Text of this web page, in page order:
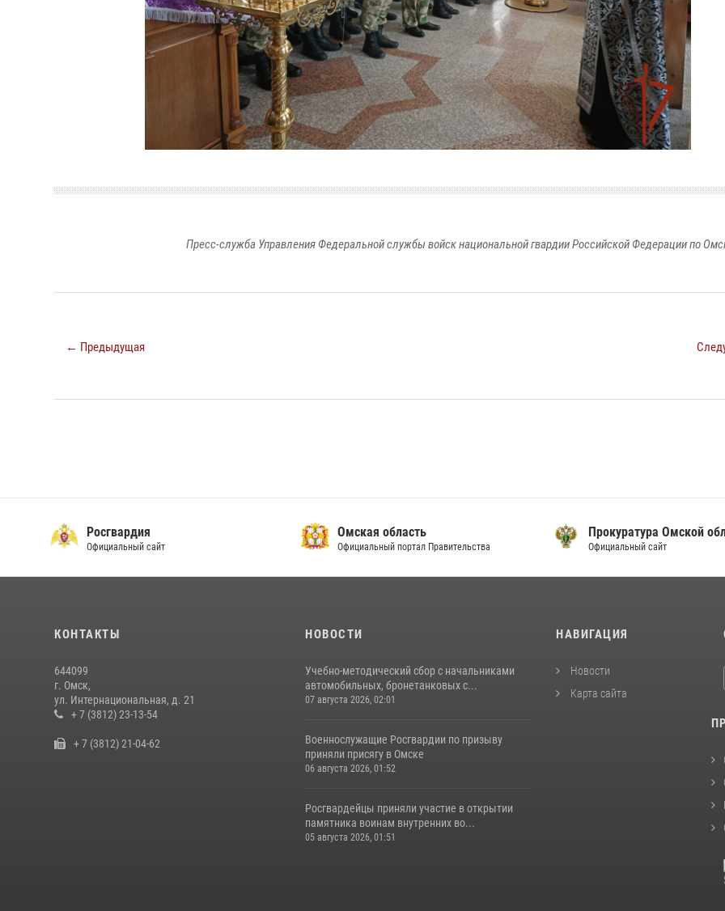
Пресс-служба Управления Федеральной службы войск национальной гвардии Российской Федерации по
← Предыдущая
Росгвардия
Официальный сайт
Омская область
Официальный портал Правительства
Прокуратура Омской
Официальный сайт
КОНТАКТЫ
644099
г. Омск,
ул. Интернациональная, д. 21
+ 7 (3812) 23-13-54
+ 7 (3812) 21-04-62
НОВОСТИ
Учебно-методический сбор с начальниками
автомобильных, бронетанковых с...
07 августа 2026, 02:01
Военнослужащие Росгвардии по призыву
приняли присягу в Омске
06 августа 2026, 01:52
Росгвардейцы приняли участие в открытии
памятника воинам внутренних во...
05 августа 2026, 01:51
НАВИГАЦИЯ
Новости
Карта сайта